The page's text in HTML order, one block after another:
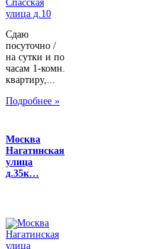
Сдаю
посуточно /
на сутки и по
часам 1-комн.
квартиру,...
Подробнее »
Москва
Нагатинская
улица
д.35к…